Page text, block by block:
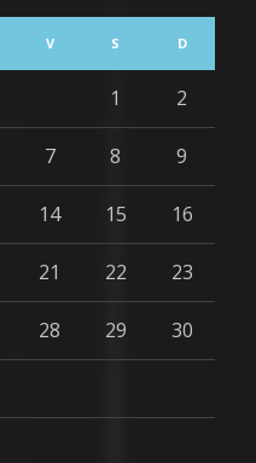
V S D
1 2
7 8 9
14 15 16
21 22 23
28 29 30